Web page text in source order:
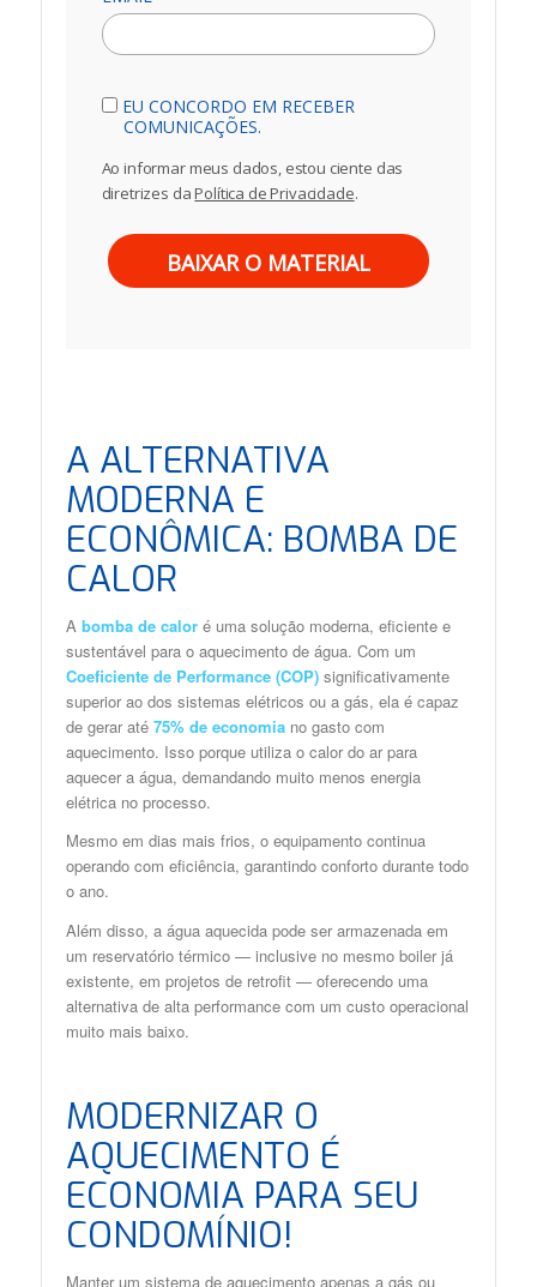
EU CONCORDO EM RECEBER
COMUNICAÇÕES.
Ao informar meus dados, estou ciente das
diretrizes daPolítica de Privacidade.
BAIXAR O MATERIAL
A ALTERNATIVA
MODERNA E
ECONÔMICA: BOMBA DE
CALOR
A bomba de caloré uma solução moderna, eficiente e
sustentável para o aquecimento de água. Com um
Coeficiente de Performance (COP)significativamente
superior ao dos sistemas elétricos ou a gás, ela é capaz
de gerar até 75% de economiano gasto com
aquecimento. Isso porque utiliza o calor do ar para
aquecer a água, demandando muito menos energia
elétrica no processo.
Mesmo em dias mais frios, o equipamento continua
operando com eficiência, garantindo conforto durante todo
o ano.
Além disso, a água aquecida pode ser armazenada em
um reservatório térmico — inclusive no mesmo boiler já
existente, em projetos de retrofit — oferecendo uma
alternativa de alta performance com um custo operacional
muito mais baixo.
MODERNIZAR O
AQUECIMENTO É
ECONOMIA PARA SEU
CONDOMÍNIO!
Manter um sistema de aquecimento apenas a gás ou